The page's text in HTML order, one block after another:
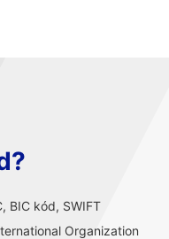
BIC kód, SWIFT
Organization